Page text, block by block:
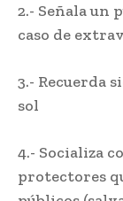
2.- Señala un
caso de
3.- Recuerda
sol
4.- Socializa
protectores